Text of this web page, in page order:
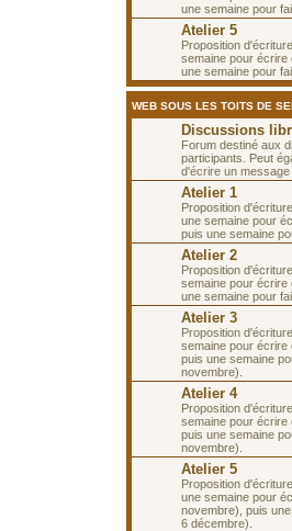
une semaine pour
Atelier 5
Proposition
semaine pour écrire
une semaine pour
WEB SOUS LES TOITS DE
Discussions
Forum destiné aux
participants. Peut
d'écrire un message
Atelier 1
Proposition
une semaine pour
puis une semaine
Atelier 2
Proposition
semaine pour écrire
une semaine pour
Atelier 3
Proposition
semaine pour écrire
puis une semaine
novembre).
Atelier 4
Proposition
semaine pour écrire
puis une semaine
novembre).
Atelier 5
Proposition
une semaine pour
novembre), puis
6 décembre).